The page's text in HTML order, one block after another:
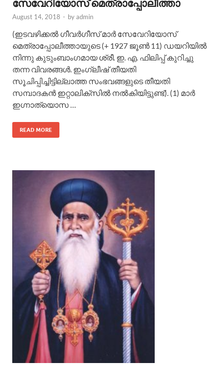
സേവേറിയോസ് മെത്രാപ്പോലീത്താ
August 14, 2018 - byadmin
(ഇടവഴിക്കല്‍ ഗീവര്‍ഗീസ് മാര്‍ സേവേറിയോസ്
മെത്രാപ്പോലീത്തായുടെ (+ 1927 ജൂണ്‍ 11) ഡയറിയില്‍
നിന്നു കുടുംബാംഗമായ ശ്രീ. ഇ. എ. ഫിലിപ്പ് കുറിച്ചു
തന്ന വിവരങ്ങള്‍. ഇംഗ്ലീഷ് തീയതി
സൂചിപ്പിച്ചിട്ടില്ലാത്ത സംഭവങ്ങളുടെ തീയതി
സമ്പാദകന്‍ ഇറ്റാലിക്സില്‍ നല്‍കിയിട്ടുണ്ട്). (1) മാര്‍
ഇഗ്നാത്യൊസ …
READ MORE